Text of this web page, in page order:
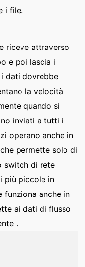
i file.
riceve attraverso
e poi lascia i
dati dovrebbe
la velocità
quando si
inviati a tutti i
operano anche in
permette solo di
switch di rete
più piccole in
funziona anche in
ai dati di flusso
.